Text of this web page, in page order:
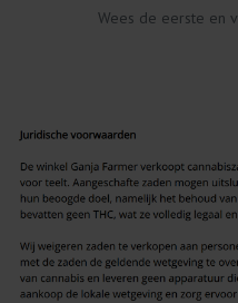
Wees de eerste en